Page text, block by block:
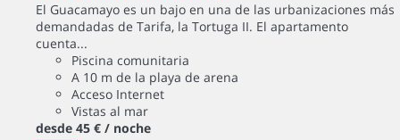
El Guacamayo es un bajo en una de las urbanizaciones más
demandadas de Tarifa, la Tortuga II. El apartamento
cuenta...
Piscina comunitaria
A 10 m de la playa de arena
Acceso Internet
Vistas al mar
desde 45 € / noche